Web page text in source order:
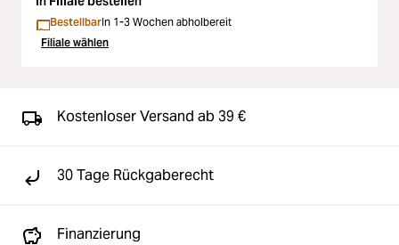
BestellbarIn 1-3 Wochen abholbereit
Filiale wählen
Kostenloser Versand ab 39 €
30 Tage Rückgaberecht
Finanzierung